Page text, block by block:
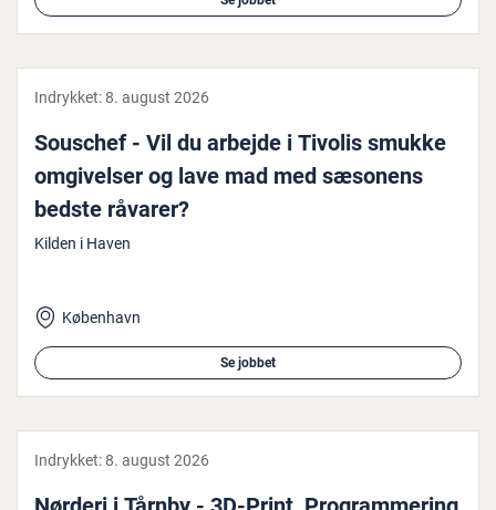
Indrykket:8. august 2026
Souschef - Vil du arbejde i Tivolis smukke
om­gi­vel­ser og lave mad med sæsonens
bedste råvarer?
Kilden i Haven
København
Se jobbet
Indrykket:8. august 2026